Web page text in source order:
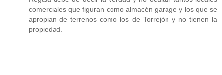
comerciales que figuran como almacén garage y los que se
apropian de terrenos como los de Torrejón y no tienen la
propiedad.